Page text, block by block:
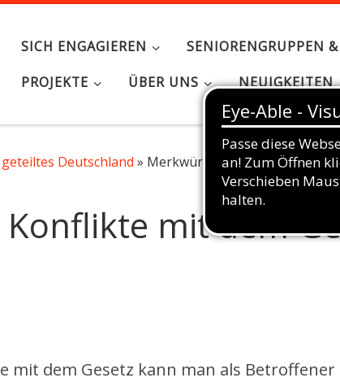
SICH ENGAGIEREN
SENIORENGRUPPEN
PROJEKTE
ÜBER UNS NEUIGKEITEN
Deutschland » Merkwürdige Konflikte mit dem
mit dem
dem Gesetz kann man als Betroffener